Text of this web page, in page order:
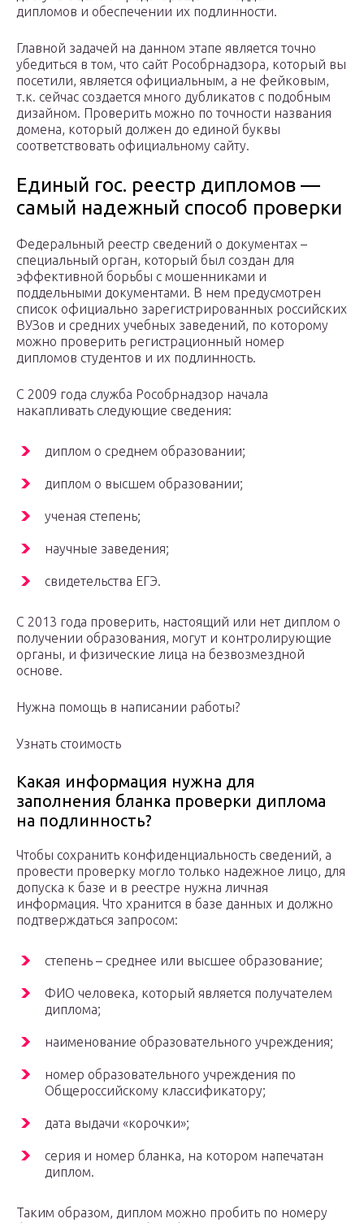
дипломов и обеспечении их подлинности.
Главной задачей на данном этапе является точно
убедиться в том, что сайт Рособрнадзора, который вы
посетили, является официальным, а не фейковым,
т.к. сейчас создается много дубликатов с подобным
дизайном. Проверить можно по точности названия
домена, который должен до единой буквы
соответствовать официальному сайту.
Единый гос. реестр дипломов —
самый надежный способ проверки
Федеральный реестр сведений о документах –
специальный орган, который был создан для
эффективной борьбы с мошенниками и
поддельными документами. В нем предусмотрен
список официально зарегистрированных российских
ВУЗов и средних учебных заведений, по которому
можно проверить регистрационный номер
дипломов студентов и их подлинность.
С 2009 года служба Рособрнадзор начала
накапливать следующие сведения:
диплом о среднем образовании;
диплом о высшем образовании;
ученая степень;
научные заведения;
свидетельства ЕГЭ.
С 2013 года проверить, настоящий или нет диплом о
получении образования, могут и контролирующие
органы, и физические лица на безвозмездной
основе.
Нужна помощь в написании работы?
Узнать стоимость
Какая информация нужна для
заполнения бланка проверки диплома
на подлинность?
Чтобы сохранить конфиденциальность сведений, а
провести проверку могло только надежное лицо, для
допуска к базе и в реестре нужна личная
информация. Что хранится в базе данных и должно
подтверждаться запросом:
степень – среднее или высшее образование;
ФИО человека, который является получателем
диплома;
наименование образовательного учреждения;
номер образовательного учреждения по
Общероссийскому классификатору;
дата выдачи «корочки»;
серия и номер бланка, на котором напечатан
диплом.
Таким образом, диплом можно пробить по номеру